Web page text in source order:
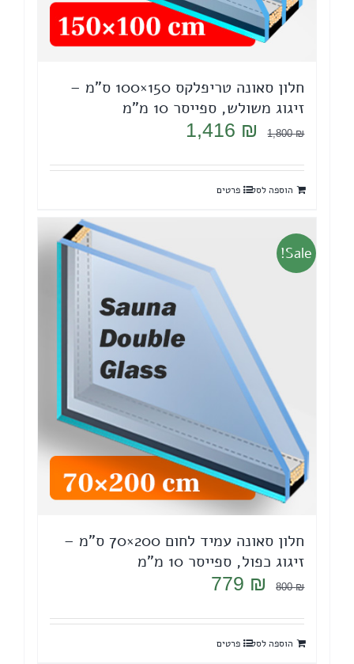
חלון סאונה טריפלקס 150×100 ס"מ –
זיגוג משולש, ספייסר 10 מ"מ
1,800₪
המחיר
היה:
1,800 ₪.
1,416 ₪
הוא:
הוספה לסל פרטים
Sale!
חלון סאונה עמיד לחום 200×70 ס"מ –
זיגוג כפול, ספייסר 10 מ"מ
800₪
המחיר
היה:
800 ₪.
779 ₪
המחיר
הוא:
הוספה לסל פרטים